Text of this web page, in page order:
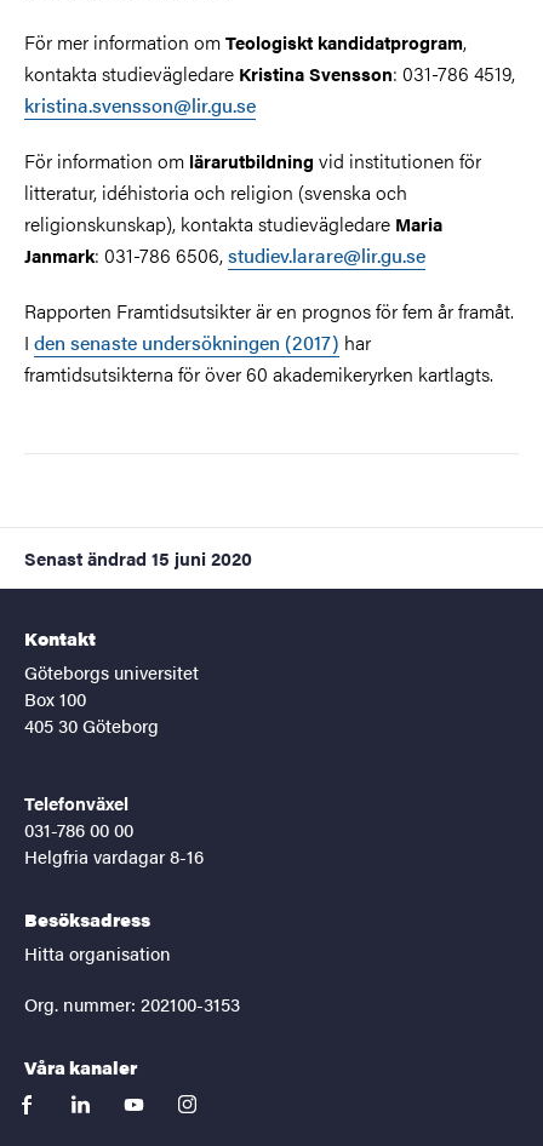
För mer information omTeologiskt kandidatprogram,
kontakta studievägledare Kristina Svensson: 031-786 4519,
kristina.svensson@lir.gu.se
För information om lärarutbildning vid institutionen för
litteratur, idéhistoria och religion (svenska och
religionskunskap), kontakta studievägledare Maria
Janmark: 031-786 6506,studiev.larare@lir.gu.se
Rapporten Framtidsutsikter är en prognos för fem år framåt.
I den senaste undersökningen (2017) har
framtidsutsikterna för över 60 akademikeryrken kartlagts.
Senast ändrad 15 juni 2020
Kontakt
Göteborgs universitet
Box 100
405 30 Göteborg
Telefonväxel
031-786 00 00
Helgfria vardagar 8-16
Besöksadress
Hitta organisation
Org. nummer: 202100-3153
Våra kanaler
facebooklinkedinyoutubeinstagram